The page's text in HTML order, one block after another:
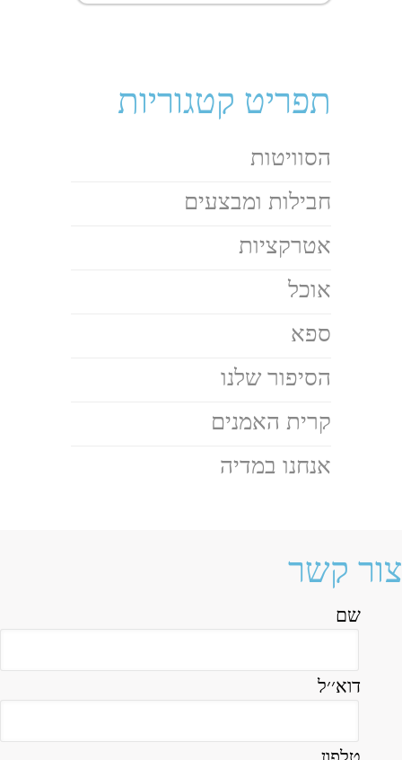
תפריט קטגוריות
הסוויטות
חבילות ומבצעים
אטרקציות
אוכל
ספא
הסיפור שלנו
קרית האמנים
אנחנו במדיה
צור קשר
שם
דוא׳׳ל